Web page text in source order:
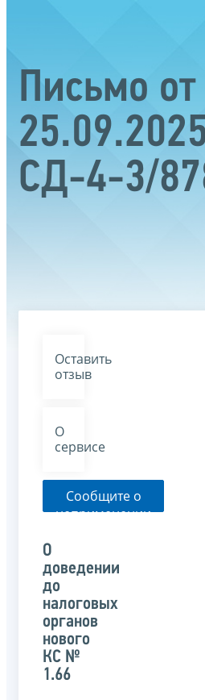
Письмо от
СД-4-3/
Оставить
отзыв
О
сервисе
Сообщите о
неприменении
указанного
О
доведении
до
налоговых
органов
нового
КС №
1.66